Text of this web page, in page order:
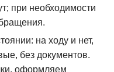
при необходимости
на ходу и нет,
без документов.
оформляем